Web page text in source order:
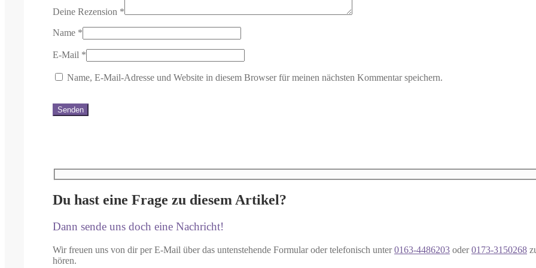
Deine Rezension *
Name *
E-Mail *
Name, E-Mail-Adresse und Website in diesem Browser für meinen nächsten Kommentar speichern.
Du hast eine Frage zu diesem Artikel?
Dann sende uns doch eine Nachricht!
Wir freuen uns von dir per E-Mail über das untenstehende Formular oder telefonisch unter0163-4486203 oder0173-3150268
hören.